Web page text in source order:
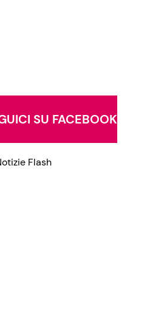
SU FACEBOOK
Flash